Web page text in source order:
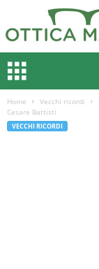
Home Vecchi ricordi
Cesare Battisti
VECCHI RICORDI